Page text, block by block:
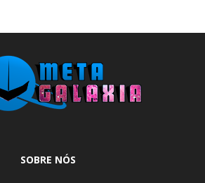
SOBRE NÓS